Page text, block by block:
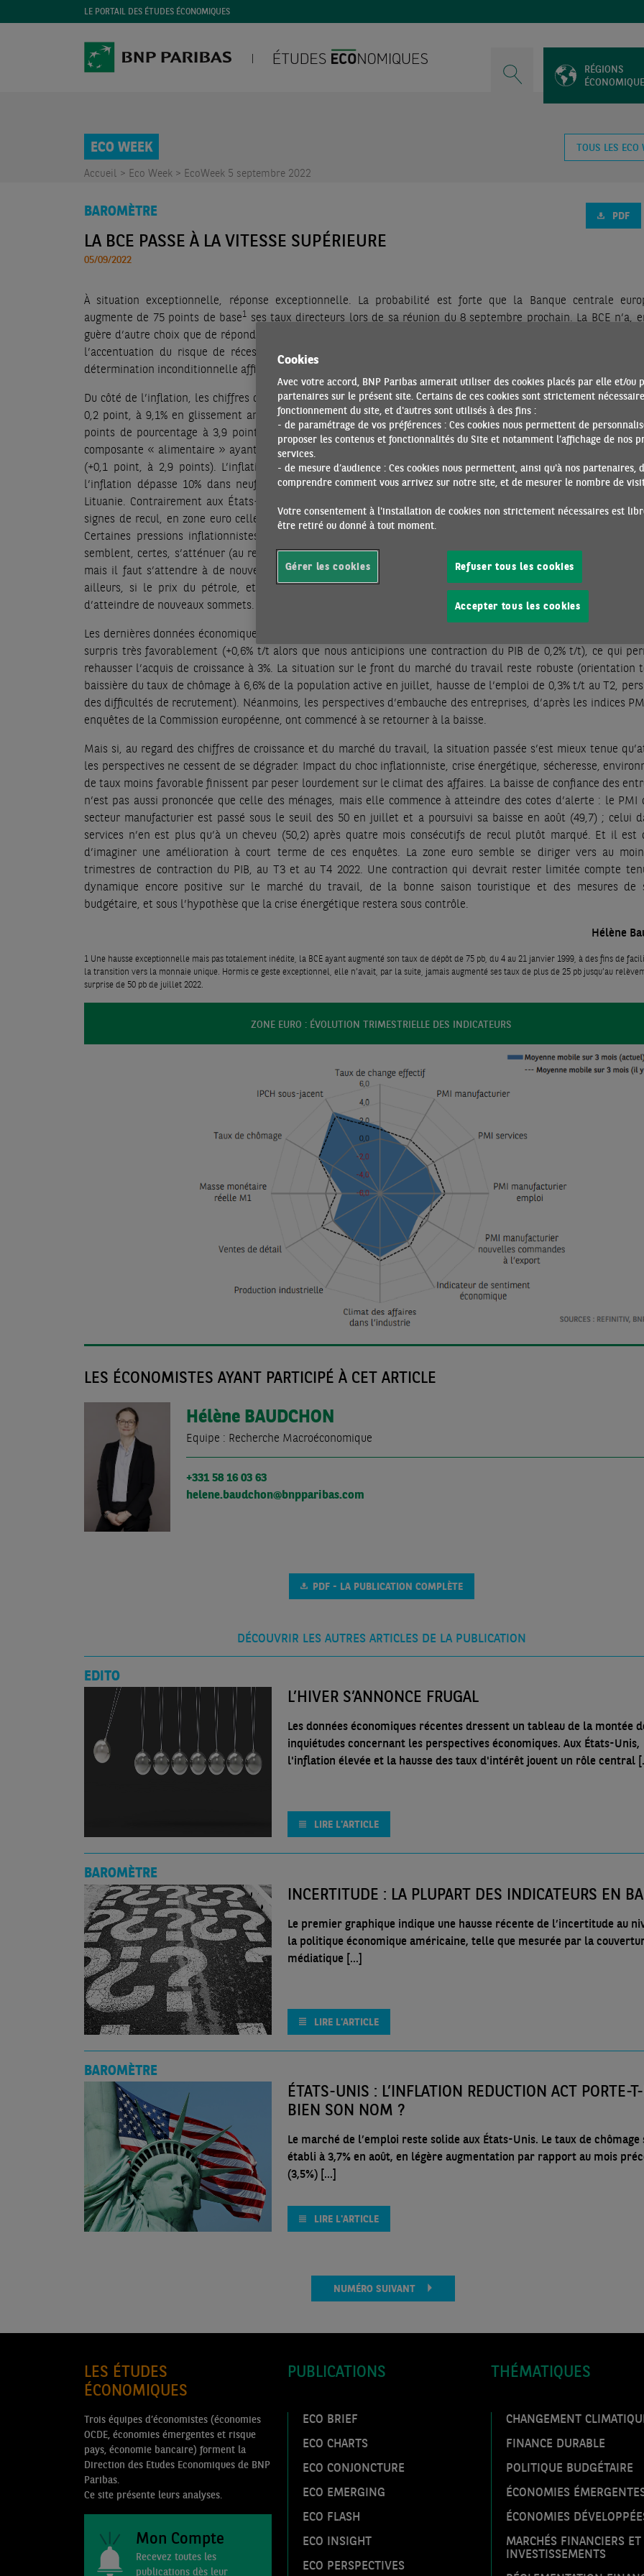
LE PORTAIL DES ÉTUDES ÉCONOMIQUES
RÉGIONS
ECO WEEK TOUS LES ECO
Accueil > Eco Week > EcoWeek 5 septembre 2022
BAROMÈTRE
LA BCE PASSE À LA VITESSE SUPÉRIEURE
05/09/2022
PDF
À situation exceptionnelle, réponse exceptionnelle. La probabilité est forte que la Banque centrale
augmente de 75 points de base1 ses taux directeurs lors de sa réunion du 8 septembre prochain. La BCE n’a,
guère d’autre choix que de répondre par un geste extraordinaire à la poursuite de l’envolée de l’inflation, et ce
l’accentuation du risque de récession. Il s’agit de mettre en pratique les discours
détermination inconditionnelle affichée à préserver la stabilité des prix.
Du côté de l’inflation, les chiffres d’août, selon l’estimation préliminaire d’Eurostat, font état d’une nouvelle
0,2 point, à 9,1% en glissement annuel. Sans la légère baisse de la contribution de la composante « énergie
points de pourcentage à 3,9 points), la hausse de l’inflation totale aurait été plus importante, la
composante « alimentaire » ayant encore augmenté (+0,2 point, à 2,3 points), tout comme celle de l’indice
(+0,1 point, à 2,9 points). L’inflation sous-jacente s’élève ainsi à 4,3% en glissement annuel. Autre point
l’inflation dépasse 10% dans neuf pays désormais, dont les Pays-Bas et l’Espagne, et 20% en Estonie,
Lituanie. Contrairement aux États-Unis, où en juillet l’inflation - totale comme sous-jacente - a montré des
signes de recul, en zone euro celle-ci reste donc orientée à la hausse et le pic est encore probablement
Certaines pressions inflationnistes en amont, du côté des prix des intrants et des difficultés
semblent, certes, s’atténuer (au regard de la baisse des composantes correspondantes des PMI depuis
mais il faut s’attendre à de nouvelles hausses des prix alimentaires, des produits manufacturés et des
ailleurs, si le prix du pétrole, et donc de l’essence, a nettement baissé en juillet et août, celui du gaz
d’atteindre de nouveaux sommets.
Les dernières données économiques soufflent le chaud et le froid. Du côté positif, la croissance au deuxième
surpris très favorablement (+0,6% t/t alors que nous anticipions une contraction du PIB de 0,2% t/t), ce qui
rehausser l’acquis de croissance à 3%. La situation sur le front du marché du travail reste robuste (orientation
baissière du taux de chômage à 6,6% de la population active en juillet, hausse de l’emploi de 0,3% t/t au T2,
des difficultés de recrutement). Néanmoins, les perspectives d’embauche des entreprises, d’après les indices
enquêtes de la Commission européenne, ont commencé à se retourner à la baisse.
Mais si, au regard des chiffres de croissance et du marché du travail, la situation passée s’est mieux tenue
les perspectives ne cessent de se dégrader. Impact du choc inflationniste, crise énergétique, sécheresse,
de taux moins favorable finissent par peser lourdement sur le climat des affaires. La baisse de confiance des
n’est pas aussi prononcée que celle des ménages, mais elle commence à atteindre des cotes d’alerte : le PMI
secteur manufacturier est passé sous le seuil des 50 en juillet et a poursuivi sa baisse en août (49,7) ; celui
services n’en est plus qu’à un cheveu (50,2) après quatre mois consécutifs de recul plutôt marqué. Et il est
d’imaginer une amélioration à court terme de ces enquêtes. La zone euro semble se diriger vers au
trimestres de contraction du PIB, au T3 et au T4 2022. Une contraction qui devrait rester limitée compte
dynamique encore positive sur le marché du travail, de la bonne saison touristique et des mesures de
budgétaire, et sous l’hypothèse que la crise énergétique restera sous contrôle.
Hélène
1 Une hausse exceptionnelle mais pas totalement inédite, la BCE ayant augmenté son taux de dépôt de 75 pb, du 4 au 21 janvier 1999, à des fins de
la transition vers la monnaie unique. Hormis ce geste exceptionnel, elle n’avait, par la suite, jamais augmenté ses taux de plus de 25 pb jusqu’au
surprise de 50 pb de juillet 2022.
ZONE EURO : ÉVOLUTION TRIMESTRIELLE DES INDICATEURS
LES ÉCONOMISTES AYANT PARTICIPÉ À CET ARTICLE
Hélène BAUDCHON
Equipe : Recherche Macroéconomique
+331 58 16 03 63
helene.baudchon@bnpparibas.com
PDF - LA PUBLICATION COMPLÈTE
DÉCOUVRIR LES AUTRES ARTICLES DE LA PUBLICATION
EDITO
L’HIVER S’ANNONCE FRUGAL
Les données économiques récentes dressent un tableau de la montée
inquiétudes concernant les perspectives économiques. Aux États-Unis,
l'inflation élevée et la hausse des taux d'intérêt jouent un rôle central
LIRE L'ARTICLE
BAROMÈTRE
INCERTITUDE : LA PLUPART DES INDICATEURS EN
Le premier graphique indique une hausse récente de l’incertitude au
la politique économique américaine, telle que mesurée par la
médiatique [...]
LIRE L'ARTICLE
BAROMÈTRE
ÉTATS-UNIS : L’INFLATION REDUCTION ACT PORTE-
BIEN SON NOM ?
Le marché de l’emploi reste solide aux États-Unis. Le taux de chômage
établi à 3,7% en août, en légère augmentation par rapport au mois
(3,5%) [...]
LIRE L'ARTICLE
NUMÉRO SUIVANT
LES ÉTUDES
ÉCONOMIQUES
Trois équipes d’économistes (économies
OCDE, économies émergentes et risque
pays, économie bancaire) forment la
Direction des Etudes Economiques de BNP
Paribas.
Ce site présente leurs analyses.
Mon Compte
Recevez toutes les
publications dès leur
PUBLICATIONS
ECO BRIEF
ECO CHARTS
ECO CONJONCTURE
ECO EMERGING
ECO FLASH
ECO INSIGHT
ECO PERSPECTIVES
THÉMATIQUES
CHANGEMENT
FINANCE DURABLE
POLITIQUE BUDGÉTAIRE
ÉCONOMIES
ÉCONOMIES
MARCHÉS FINANCIERS ET
INVESTISSEMENTS
Cookies
Avec votre accord, BNP Paribas aimerait utiliser des cookies placés par elle et/ou
partenaires sur le présent site. Certains de ces cookies sont strictement
fonctionnement du site, et d'autres sont utilisés à des fins :
- de paramétrage de vos préférences : Ces cookies nous permettent de
proposer les contenus et fonctionnalités du Site et notamment l’affichage de nos
services.
- de mesure d’audience : Ces cookies nous permettent, ainsi qu'à nos partenaires,
comprendre comment vous arrivez sur notre site, et de mesurer le nombre de
Votre consentement à l'installation de cookies non strictement nécessaires est
être retiré ou donné à tout moment.
Refuser tous les cookies
Accepter tous les cookies
Gérer les cookies